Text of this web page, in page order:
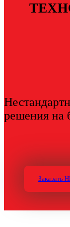
решения на
Заказать